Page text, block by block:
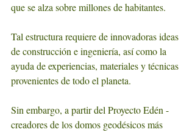
que se alza sobre millones de habitantes.
Tal estructura requiere de innovadoras ideas
de construcción e ingeniería, así como la
ayuda de experiencias, materiales y técnicas
provenientes de todo el planeta.
Sin embargo, a partir del Proyecto Edén -
creadores de los domos geodésicos más